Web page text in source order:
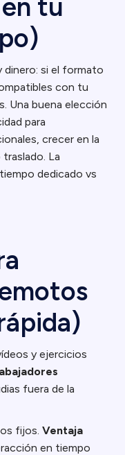
tu
dinero: si el formato
con tu
Una buena elección
para
crecer en la
La
dedicado vs
y ejercicios
fuera de la
fijos.Ventaja
en tiempo